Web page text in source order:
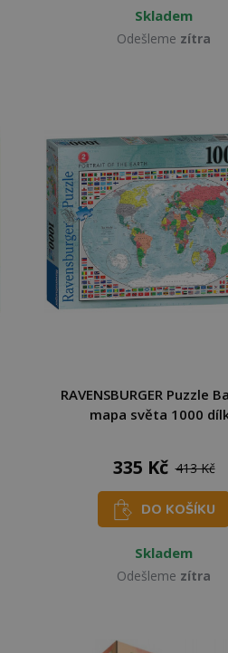
Skladem
Odešleme zítra
RAVENSBURGER Puzzle
mapa světa 1000
335 Kč 413 Kč
DO KOŠÍKU
Skladem
Odešleme zítra